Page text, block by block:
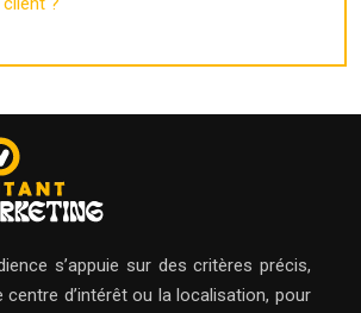
s’appuie sur des critères précis,
centre d’intérêt ou la localisation, pour